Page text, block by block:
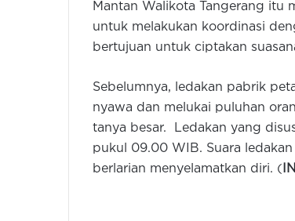
Mantan Walikota Tangerang itu
untuk melakukan koordinasi
bertujuan untuk ciptakan
Sebelumnya, ledakan pabrik
nyawa dan melukai puluhan
tanya besar. Ledakan yang
pukul 09.00 WIB. Suara
berlarian menyelamatkan diri. (